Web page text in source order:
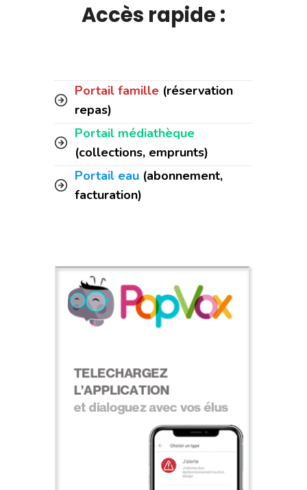
Accès rapide :
Portail famille (réservation
repas)
Portail médiathèque
(collections, emprunts)
Portail eau (abonnement,
facturation)